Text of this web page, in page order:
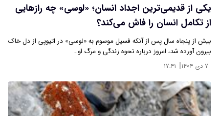
یکی از قدیمی‌ترین اجداد انسان؛ «لوسی» چه رازهایی
از تکامل انسان را فاش می‌کند؟
بیش از پنجاه سال پس از آنکه فسیل موسوم به «لوسی» در اتیوپی از دل خاک
بیرون آورده شد، امروز درباره نحوه زندگی و مرگ او…
۷ دی ۱۴۰۴ | ۱۷:۴۱